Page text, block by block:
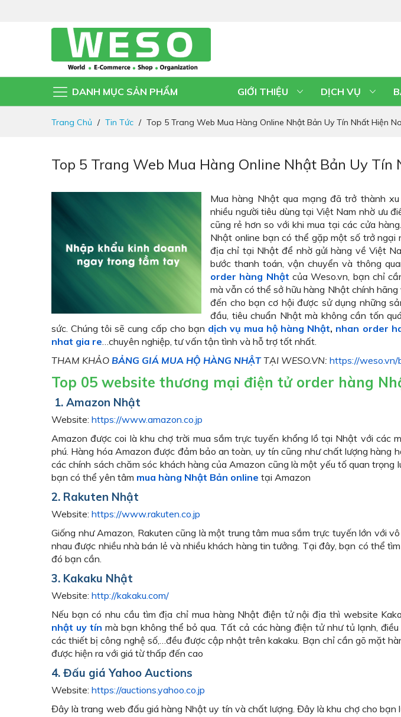
DANH MỤC SẢN PHẨM GIỚI THIỆU DỊCH VỤ
Trang Chủ Tin Tức Top 5 Trang Web Mua Hàng Online Nhật Bản Uy Tín Nhất Hiện
Top 5 Trang Web Mua Hàng Online Nhật Bản Uy Tín
Mua hàng Nhật qua mạng đã trở thành
nhiều người tiêu dùng tại Việt Nam nhờ ưu
cũng rẻ hơn so với khi mua tại các cửa
Nhật online bạn có thể gặp một số trở ngại
địa chỉ tại Nhật để nhờ gửi hàng về Việt
bước thanh toán, vận chuyển và thông
order hàng Nhật của Weso.vn, bạn chỉ
mà vẫn có thể sở hữu hàng Nhật chính
đến cho bạn cơ hội được sử dụng những
đầu, tiêu chuẩn Nhật mà không cần tốn
sức. Chúng tôi sẽ cung cấp cho bạn dịch vụ mua hộ hàng Nhật, nhan order
nhat gia re…chuyên nghiệp, tư vấn tận tình và hỗ trợ tốt nhất.
THAM KHẢO BẢNG GIÁ MUA HỘ HÀNG NHẬTTẠI WESO.VN: https://weso.vn/
Top 05 website thương mại điện tử order hàng
1. Amazon Nhật
Website: https://www.amazon.co.jp
Amazon được coi là khu chợ trời mua sắm trực tuyến khổng lồ tại Nhật với các
phú. Hàng hóa Amazon được đảm bảo an toàn, uy tín cũng như chất lượng hàng
các chính sách chăm sóc khách hàng của Amazon cũng là một yếu tố quan trọng
bạn có thể yên tâm mua hàng Nhật Bản online tại Amazon
2. Rakuten Nhật
Website: https://www.rakuten.co.jp
Giống như Amazon, Rakuten cũng là một trung tâm mua sắm trực tuyến lớn với
nhau được nhiều nhà bán lẻ và nhiều khách hàng tin tưởng. Tại đây, bạn có thể
đó bạn cần.
3. Kakaku Nhật
Website: http://kakaku.com/
Nếu bạn có nhu cầu tìm địa chỉ mua hàng Nhật điện tử nội địa thì website
nhật uy tín mà bạn không thể bỏ qua. Tất cả các hàng điện tử như tủ lạnh,
các thiết bị công nghệ số,…đều được cập nhật trên kakaku. Bạn chỉ cần gõ mặt
được hiện ra với giá từ thấp đến cao
4. Đấu giá Yahoo Auctions
Website: https://auctions.yahoo.co.jp
Đây là trang web đấu giá hàng Nhật uy tín và chất lượng. Đây là khu chợ cho bạn